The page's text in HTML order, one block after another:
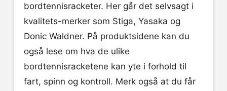
bordtennisracketer. Her går det selvsagt i
kvalitets-merker som Stiga, Yasaka og
Donic Waldner. På produktsidene kan du
også lese om hva de ulike
bordtennisracketene kan yte i forhold til
fart, spinn og kontroll. Merk også at du får